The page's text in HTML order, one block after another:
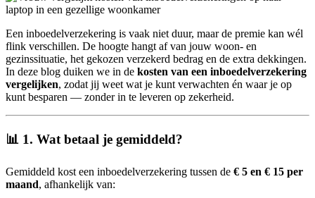
Een inboedelverzekering is vaak niet duur, maar de premie kan wél
flink verschillen. De hoogte hangt af van jouw woon- en
gezinssituatie, het gekozen verzekerd bedrag en de extra dekkingen.
In deze blog duiken we in de kosten van een inboedelverzekering
vergelijken, zodat jij weet wat je kunt verwachten én waar je op
kunt besparen — zonder in te leveren op zekerheid.
📊 1. Wat betaal je gemiddeld?
Gemiddeld kost een inboedelverzekering tussen de € 5 en € 15 per
maand, afhankelijk van: